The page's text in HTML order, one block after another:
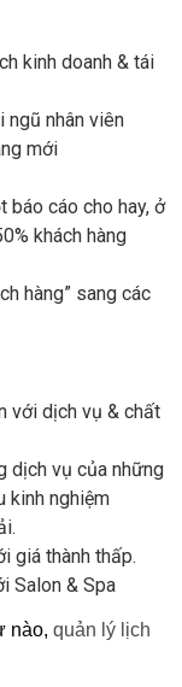
kinh doanh & tái
nhân viên
mới
báo cáo cho hay, ở
khách hàng
hàng” sang các
với dịch vụ & chất
dịch vụ của những
kinh nghiệm
giá thành thấp.
Salon & Spa
nào, quản lý lịch